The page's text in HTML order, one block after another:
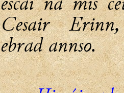
Cesair
ebrad annso.